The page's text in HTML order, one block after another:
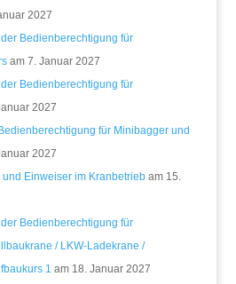
2027
Bedienberechtigung für
am 7. Januar 2027
Bedienberechtigung für
2027
für Minibagger und
2027
Einweiser im Kranbetriebam 15.
Bedienberechtigung für
/ LKW-Ladekrane /
1 am 18. Januar 2027